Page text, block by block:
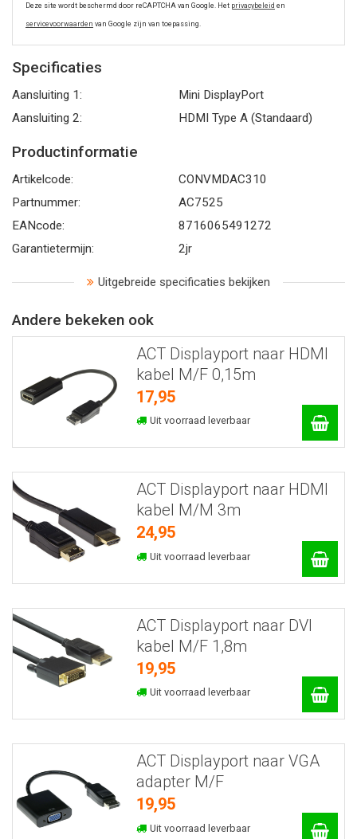
Deze site wordt beschermd door reCAPTCHA van Google. Het privacybeleid en
servicevoorwaarden van Google zijn van toepassing.
Specificaties
Aansluiting 1:
Mini DisplayPort
Aansluiting 2:
HDMI Type A (Standaard)
Productinformatie
Artikelcode:
CONVMDAC310
Partnummer:
AC7525
EANcode:
8716065491272
Garantietermijn:
2jr
Uitgebreide specificaties bekijken
Andere bekeken ook
ACT Displayport naar HDMI
kabel M/F 0,15m
17,95
Uit voorraad leverbaar
ACT Displayport naar HDMI
kabel M/M 3m
24,95
Uit voorraad leverbaar
ACT Displayport naar DVI
kabel M/F 1,8m
19,95
Uit voorraad leverbaar
ACT Displayport naar VGA
adapter M/F
19,95
Uit voorraad leverbaar